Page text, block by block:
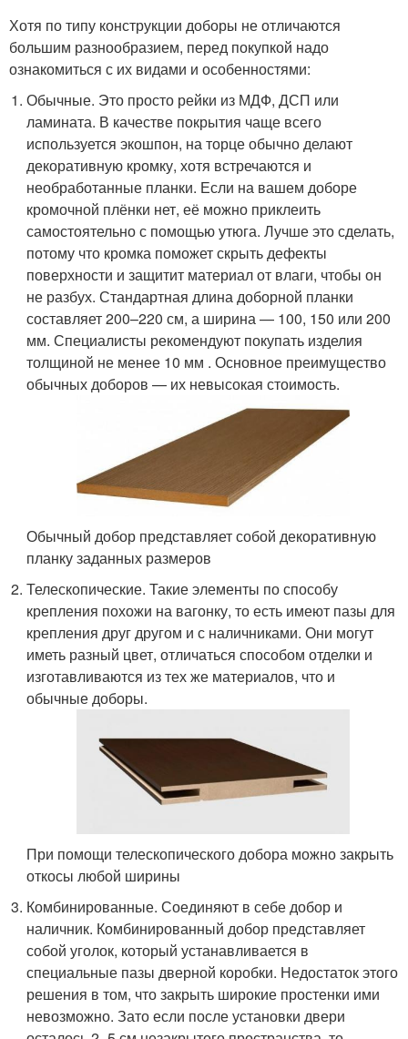
Хотя по типу конструкции доборы не отличаются
большим разнообразием, перед покупкой надо
ознакомиться с их видами и особенностями:
Обычные. Это просто рейки из МДФ, ДСП или
ламината. В качестве покрытия чаще всего
используется экошпон, на торце обычно делают
декоративную кромку, хотя встречаются и
необработанные планки. Если на вашем доборе
кромочной плёнки нет, её можно приклеить
самостоятельно с помощью утюга. Лучше это сделать,
потому что кромка поможет скрыть дефекты
поверхности и защитит материал от влаги, чтобы он
не разбух. Стандартная длина доборной планки
составляет 200–220 см, а ширина — 100, 150 или 200
мм. Специалисты рекомендуют покупать изделия
толщиной не менее 10 мм . Основное преимущество
обычных доборов — их невысокая стоимость.
Обычный добор представляет собой декоративную
планку заданных размеров
Телескопические. Такие элементы по способу
крепления похожи на вагонку, то есть имеют пазы для
крепления друг другом и с наличниками. Они могут
иметь разный цвет, отличаться способом отделки и
изготавливаются из тех же материалов, что и
обычные доборы.
При помощи телескопического добора можно закрыть
откосы любой ширины
Комбинированные. Соединяют в себе добор и
наличник. Комбинированный добор представляет
собой уголок, который устанавливается в
специальные пазы дверной коробки. Недостаток этого
решения в том, что закрыть широкие простенки ими
невозможно. Зато если после установки двери